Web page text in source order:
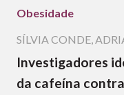
Obesidade
SÍLVIA CONDE,
Investigadores
da cafeína